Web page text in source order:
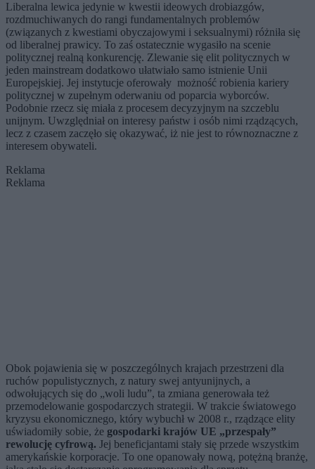
Liberalna lewica jedynie w kwestii ideowych drobiazgów,
rozdmuchiwanych do rangi fundamentalnych problemów
(związanych z kwestiami obyczajowymi i seksualnymi) różniła się
od liberalnej prawicy. To zaś ostatecznie wygasiło na scenie
politycznej realną konkurencję. Zlewanie się elit politycznych w
jeden mainstream dodatkowo ułatwiało samo istnienie Unii
Europejskiej. Jej instytucje oferowały możność robienia kariery
politycznej w zupełnym oderwaniu od poparcia wyborców.
Podobnie rzecz się miała z procesem decyzyjnym na szczeblu
unijnym. Uwzględniał on interesy państw i osób nimi rządzących,
lecz z czasem zaczęło się okazywać, iż nie jest to równoznaczne z
interesem obywateli.
Reklama
Reklama
Obok pojawienia się w poszczególnych krajach przestrzeni dla
ruchów populistycznych, z natury swej antyunijnych, a
odwołujących się do „woli ludu”, ta zmiana generowała też
przemodelowanie gospodarczych strategii. W trakcie światowego
kryzysu ekonomicznego, który wybuchł w 2008 r., rządzące elity
uświadomiły sobie, że gospodarki krajów UE „przespały”
rewolucję cyfrową. Jej beneficjantami stały się przede wszystkim
amerykańskie korporacje. To one opanowały nową, potężną branżę,